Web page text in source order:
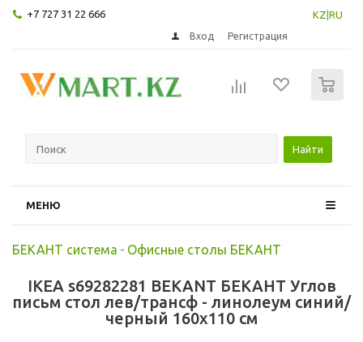
+7 727 31 22 666 KZ RU
Вход Регистрация
Найти
МЕНЮ
БЕКАНТ система - Офисные столы БЕКАНТ
IKEA s69282281 BEKANT БЕКАНТ Углов
письм стол лев/трансф - линолеум синий/
черный 160x110 см